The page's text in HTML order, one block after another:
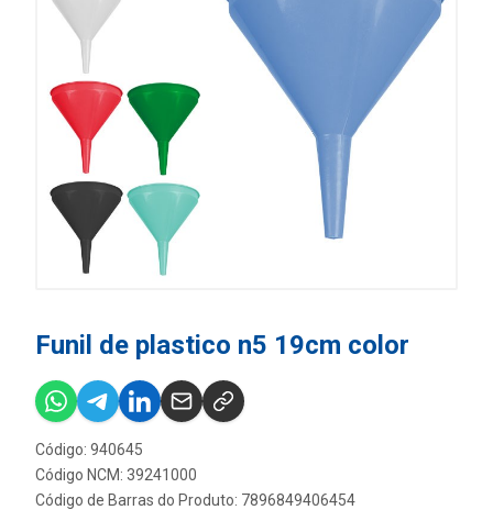
Funil de plastico n5 19cm color
Código: 940645
Código NCM: 39241000
Código de Barras do Produto: 7896849406454